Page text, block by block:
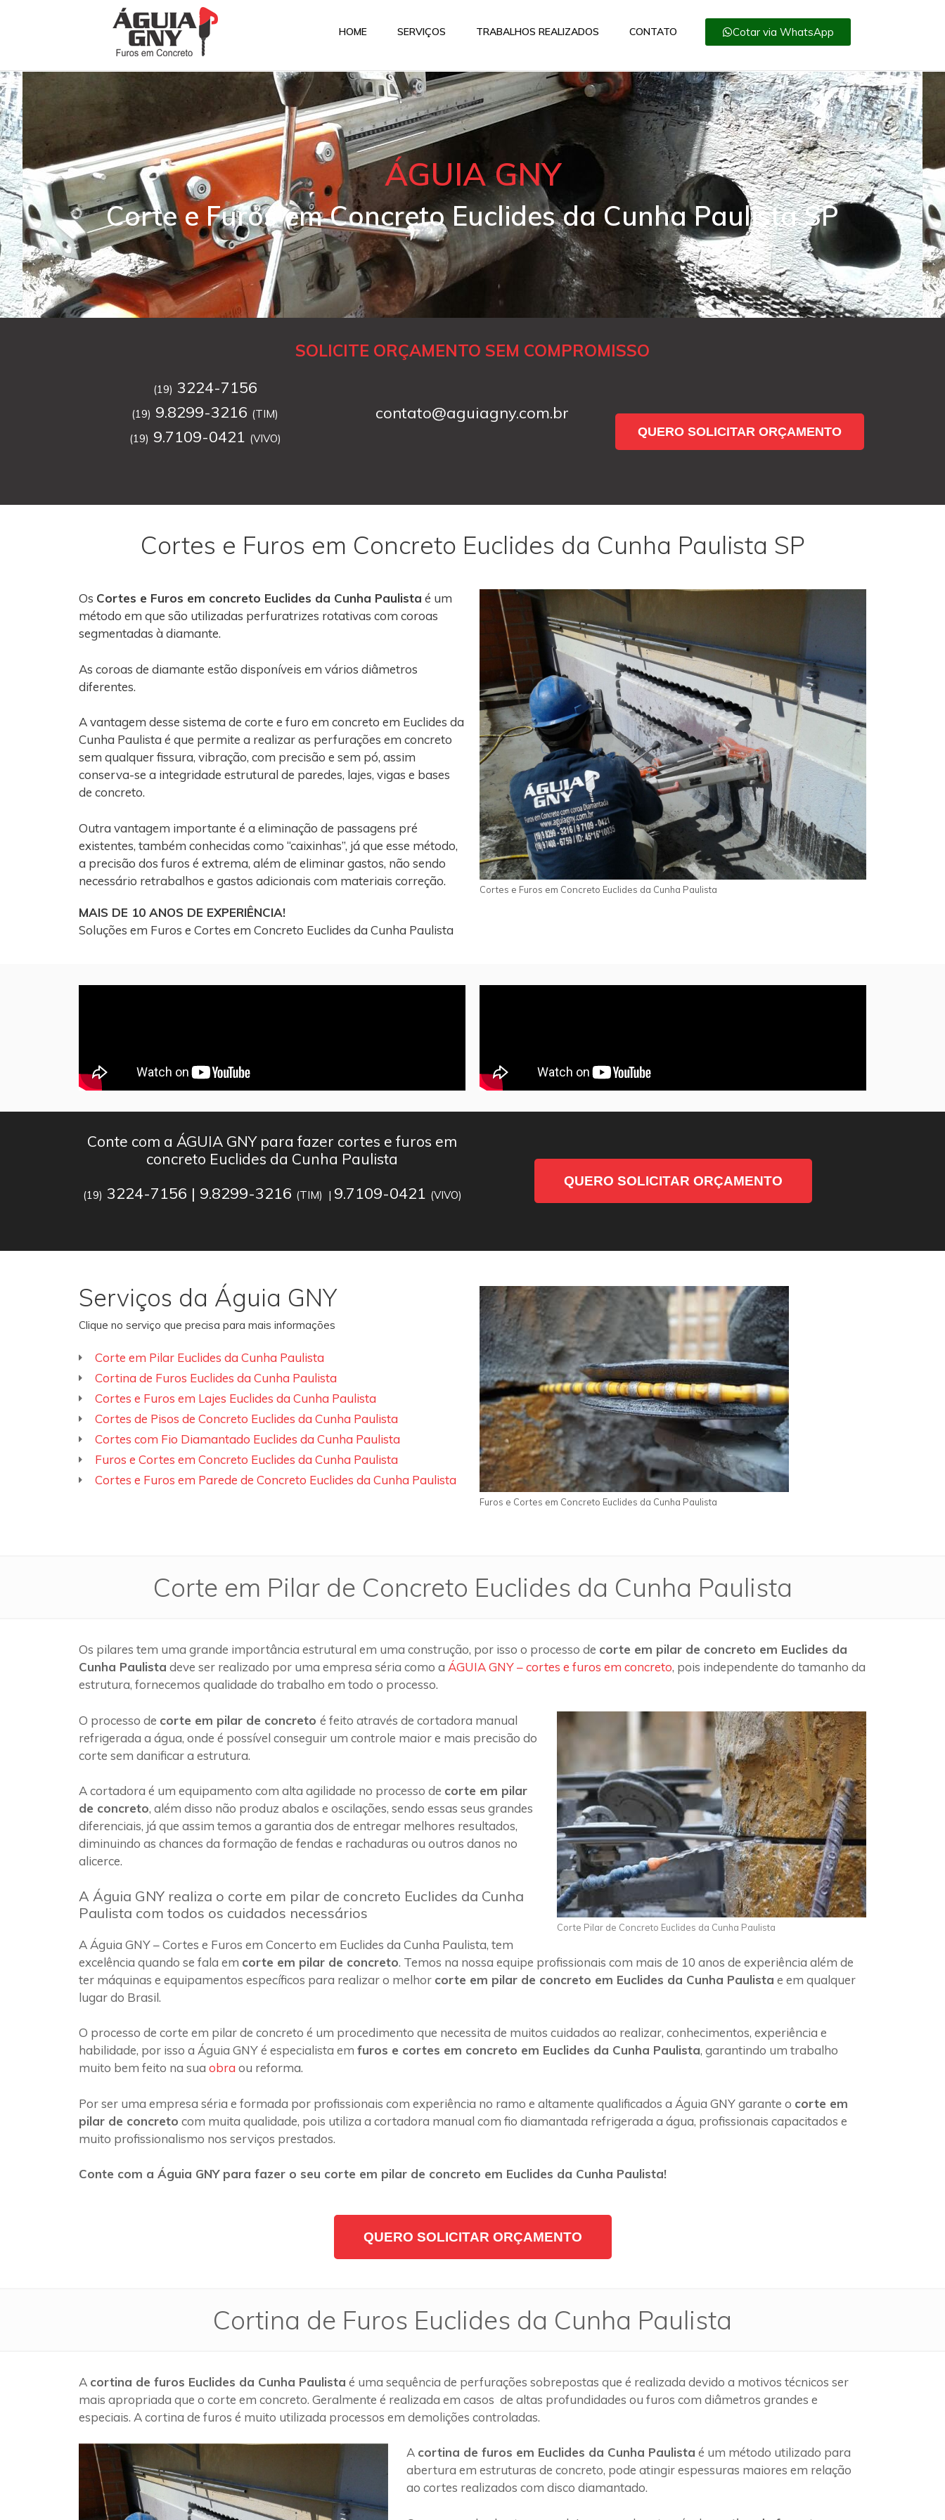
HOME SERVIÇOS TRABALHOS REALIZADOS CONTATO Cotar via WhatsApp
ÁGUIA GNY
Corte e Furos em Concreto Euclides da Cunha Paulista SP
SOLICITE ORÇAMENTO SEM COMPROMISSO
(19) 3224-7156
(19) 9.8299-3216 (TIM)
(19) 9.7109-0421 (VIVO)
contato@aguiagny.com.br
QUERO SOLICITAR ORÇAMENTO
Cortes e Furos em Concreto Euclides da Cunha Paulista SP
Os Cortes e Furos em concreto Euclides da Cunha Paulista é um
método em que são utilizadas perfuratrizes rotativas com coroas
segmentadas à diamante.
As coroas de diamante estão disponíveis em vários diâmetros
diferentes.
A vantagem desse sistema de corte e furo em concreto em Euclides da
Cunha Paulista é que permite a realizar as perfurações em concreto
sem qualquer fissura, vibração, com precisão e sem pó, assim
conserva-se a integridade estrutural de paredes, lajes, vigas e bases
de concreto.
Outra vantagem importante é a eliminação de passagens pré
existentes, também conhecidas como “caixinhas”, já que esse método,
a precisão dos furos é extrema, além de eliminar gastos, não sendo
necessário retrabalhos e gastos adicionais com materiais correção.
MAIS DE 10 ANOS DE EXPERIÊNCIA!
Soluções em Furos e Cortes em Concreto Euclides da Cunha Paulista
Cortes e Furos em Concreto Euclides da Cunha Paulista
Conte com a ÁGUIA GNY para fazer cortes e furos em
concreto Euclides da Cunha Paulista
(19) 3224-7156 | 9.8299-3216 (TIM) | 9.7109-0421 (VIVO)
QUERO SOLICITAR ORÇAMENTO
Serviços da Águia GNY
Clique no serviço que precisa para mais informações
Corte em Pilar Euclides da Cunha Paulista
Cortina de Furos Euclides da Cunha Paulista
Cortes e Furos em Lajes Euclides da Cunha Paulista
Cortes de Pisos de Concreto Euclides da Cunha Paulista
Cortes com Fio Diamantado Euclides da Cunha Paulista
Furos e Cortes em Concreto Euclides da Cunha Paulista
Cortes e Furos em Parede de Concreto Euclides da Cunha Paulista
Furos e Cortes em Concreto Euclides da Cunha Paulista
Corte em Pilar de Concreto Euclides da Cunha Paulista
Os pilares tem uma grande importância estrutural em uma construção, por isso o processo de corte em pilar de concreto em Euclides da
Cunha Paulista deve ser realizado por uma empresa séria como a ÁGUIA GNY – cortes e furos em concreto, pois independente do tamanho da
estrutura, fornecemos qualidade do trabalho em todo o processo.
Corte Pilar de Concreto Euclides da Cunha Paulista
O processo de corte em pilar de concreto é feito através de cortadora manual
refrigerada a água, onde é possível conseguir um controle maior e mais precisão do
corte sem danificar a estrutura.
A cortadora é um equipamento com alta agilidade no processo de corte em pilar
de concreto, além disso não produz abalos e oscilações, sendo essas seus grandes
diferenciais, já que assim temos a garantia dos de entregar melhores resultados,
diminuindo as chances da formação de fendas e rachaduras ou outros danos no
alicerce.
A Águia GNY realiza o corte em pilar de concreto Euclides da Cunha
Paulista com todos os cuidados necessários
A Águia GNY – Cortes e Furos em Concerto em Euclides da Cunha Paulista, tem
excelência quando se fala em corte em pilar de concreto. Temos na nossa equipe profissionais com mais de 10 anos de experiência além de
ter máquinas e equipamentos específicos para realizar o melhor corte em pilar de concreto em Euclides da Cunha Paulista e em qualquer
lugar do Brasil.
O processo de corte em pilar de concreto é um procedimento que necessita de muitos cuidados ao realizar, conhecimentos, experiência e
habilidade, por isso a Águia GNY é especialista em furos e cortes em concreto em Euclides da Cunha Paulista, garantindo um trabalho
muito bem feito na sua obra ou reforma.
Por ser uma empresa séria e formada por profissionais com experiência no ramo e altamente qualificados a Águia GNY garante o corte em
pilar de concreto com muita qualidade, pois utiliza a cortadora manual com fio diamantada refrigerada a água, profissionais capacitados e
muito profissionalismo nos serviços prestados.
Conte com a Águia GNY para fazer o seu corte em pilar de concreto em Euclides da Cunha Paulista!
QUERO SOLICITAR ORÇAMENTO
Cortina de Furos Euclides da Cunha Paulista
A cortina de furos Euclides da Cunha Paulista é uma sequência de perfurações sobrepostas que é realizada devido a motivos técnicos ser
mais apropriada que o corte em concreto. Geralmente é realizada em casos de altas profundidades ou furos com diâmetros grandes e
especiais. A cortina de furos é muito utilizada processos em demolições controladas.
A cortina de furos em Euclides da Cunha Paulista é um método utilizado para
abertura em estruturas de concreto, pode atingir espessuras maiores em relação
ao cortes realizados com disco diamantado.